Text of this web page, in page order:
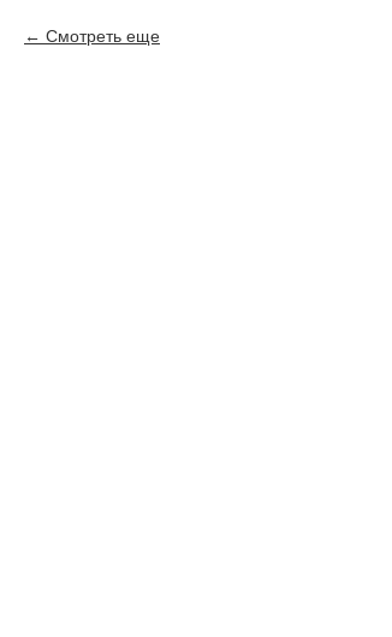
Смотреть еще